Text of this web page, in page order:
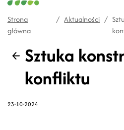
Strona
główna
/ Aktualności /
Wstecz
Sztuka
konfliktu
23-10-2024